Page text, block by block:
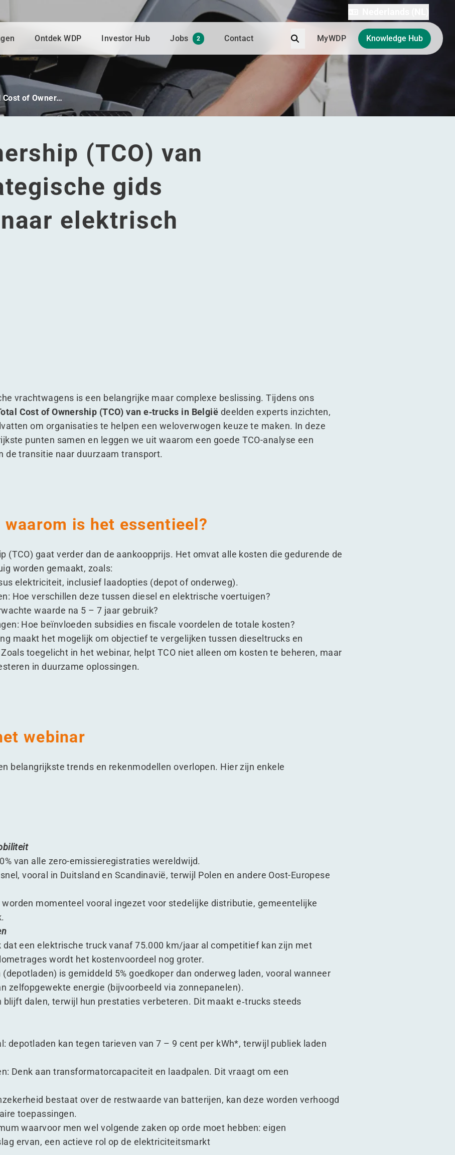
Ontdek WDP Investor Hub Jobs 2 Contact ZoekMyWDP Knowledge Hub
Cost of Owner…
(TCO) van
gids
elektrisch
gids voor de overstap naar elektrisch transport
strategische gids voor de overstap naar elektrisch transport
Een strategische gids voor de overstap naar elektrisch transport
e-trucks: Een strategische gids voor de overstap naar elektrisch transport
vrachtwagens is een belangrijke maar complexe beslissing. Tijdens ons
Cost of Ownership (TCO) van e‑trucks in België deelden experts inzichten,
om organisaties te helpen een weloverwogen keuze te maken. In deze
punten samen en leggen we uit waarom een goede TCO-analyse een
de transitie naar duurzaam transport.
waarom is het essentieel?
(TCO) gaat verder dan de aankoopprijs. Het omvat alle kosten die gedurende de
worden gemaakt, zoals:
elektriciteit, inclusief laadopties (depot of onderweg).
Hoe verschillen deze tussen diesel en elektrische voertuigen?
waarde na 5 – 7 jaar gebruik?
Hoe beïnvloeden subsidies en fiscale voordelen de totale kosten?
maakt het mogelijk om objectief te vergelijken tussen dieseltrucks en
toegelicht in het webinar, helpt TCO niet alleen om kosten te beheren, maar
in duurzame oplossingen.
webinar
belangrijkste trends en rekenmodellen overlopen. Hier zijn enkele
van alle zero-emissieregistraties wereldwijd.
vooral in Duitsland en Scandinavië, terwijl Polen en andere Oost-Europese
momenteel vooral ingezet voor stedelijke distributie, gemeentelijke
dat een elektrische truck vanaf 75.000 km/​jaar al competitief kan zijn met
wordt het kostenvoordeel nog groter.
is gemiddeld 5% goedkoper dan onderweg laden, vooral wanneer
zelfopgewekte energie (bijvoorbeeld via zonnepanelen).
dalen, terwijl hun prestaties verbeteren. Dit maakt e‑trucks steeds
depotladen kan tegen tarieven van 7 – 9 cent per kWh*, terwijl publiek laden
Denk aan transformatorcapaciteit en laadpalen. Dit vraagt om een
bestaat over de restwaarde van batterijen, kan deze worden verhoogd
toepassingen.
waarvoor men wel volgende zaken op orde moet hebben: eigen
ervan, een actieve rol op de elektriciteitsmarkt